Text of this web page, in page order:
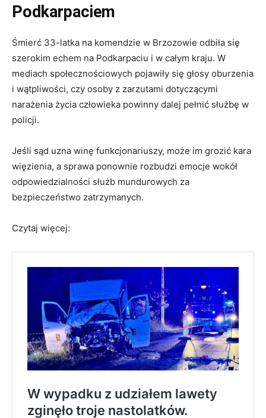
Podkarpaciem
Śmierć 33-latka na komendzie w Brzozowie odbiła się
szerokim echem na Podkarpaciu i w całym kraju. W
mediach społecznościowych pojawiły się głosy oburzenia
i wątpliwości, czy osoby z zarzutami dotyczącymi
narażenia życia człowieka powinny dalej pełnić służbę w
policji.
Jeśli sąd uzna winę funkcjonariuszy, może im grozić kara
więzienia, a sprawa ponownie rozbudzi emocje wokół
odpowiedzialności służb mundurowych za
bezpieczeństwo zatrzymanych.
Czytaj więcej: